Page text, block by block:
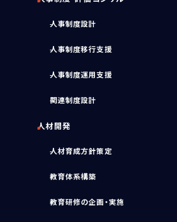
人事制度設計
人事制度移行支援
人事制度運用支援
関連制度設計
人材開発
人材育成方針策定
教育体系構築
教育研修の企画・実施